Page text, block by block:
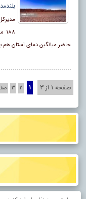
حاضر میانگین دمای استان هم
صفحه 1 از 3 1
2
3